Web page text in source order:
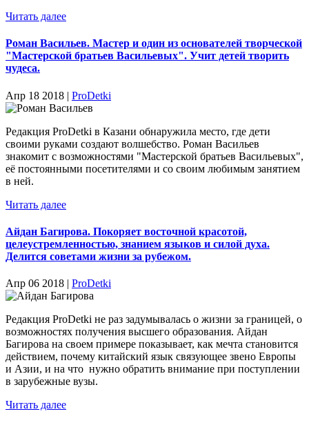
Читать далее
Роман Васильев. Мастер и один из основателей творческой
"Мастерской братьев Васильевых". Учит детей творить
чудеса.
Апр 18 2018 | ProDetki
Редакция ProDetki в Казани обнаружила место, где дети
своими руками создают волшебство. Роман Васильев
знакомит с возможностями "Мастерской братьев Васильевых",
её постоянными посетителями и со своим любимым занятием
в ней.
Читать далее
Айдан Багирова. Покоряет восточной красотой,
целеустремленностью, знанием языков и силой духа.
Делится советами жизни за рубежом.
Апр 06 2018 | ProDetki
Редакция ProDetki не раз задумывалась о жизни за границей, о
возможностях получения высшего образования. Айдан
Багирова на своем примере показывает, как мечта становится
действием, почему китайский язык связующее звено Европы
и Азии, и на что нужно обратить внимание при поступлении
в зарубежные вузы.
Читать далее